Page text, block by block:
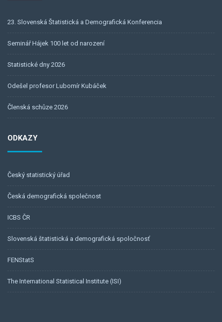
23. Slovenská Štatistická a Demografická Konferencia
Seminář Hájek 100 let od narození
Statistické dny 2026
Odešel profesor Lubomír Kubáček
Členská schůze 2026
ODKAZY
Český statistický úřad
Česká demografická společnost
ICBS ČR
Slovenská štatistická a demografická spoločnosť
FENStatS
The International Statistical Institute (ISI)